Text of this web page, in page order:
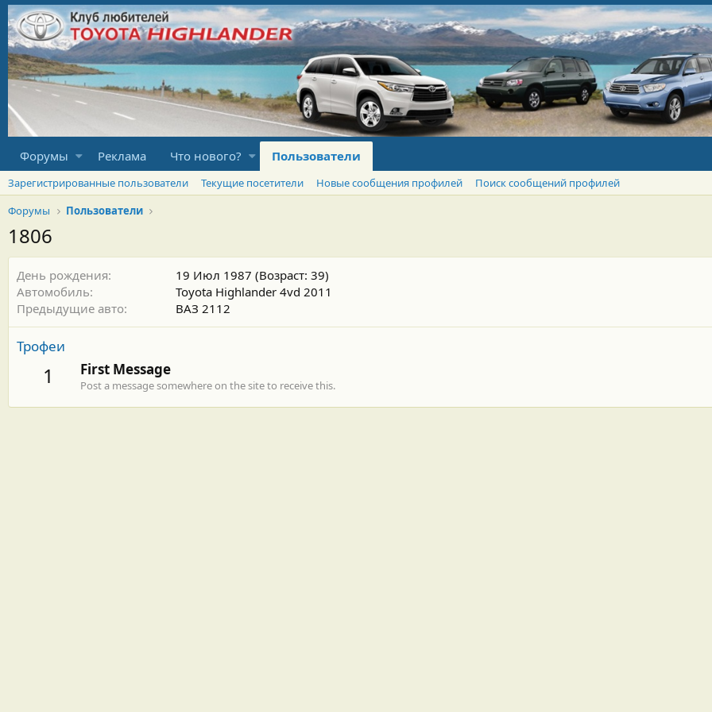
Форумы Реклама Что нового? Пользователи
Зарегистрированные пользователи Текущие посетители Новые сообщения профилей
Поиск сообщений профилей
Форумы
Пользователи
1806
День рождения
19 Июл 1987 (Возраст: 39)
Автомобиль
Toyota Highlander 4vd 2011
Предыдущие авто
ВАЗ 2112
Трофеи
1 First Message
Post a message somewhere on the site to receive this.